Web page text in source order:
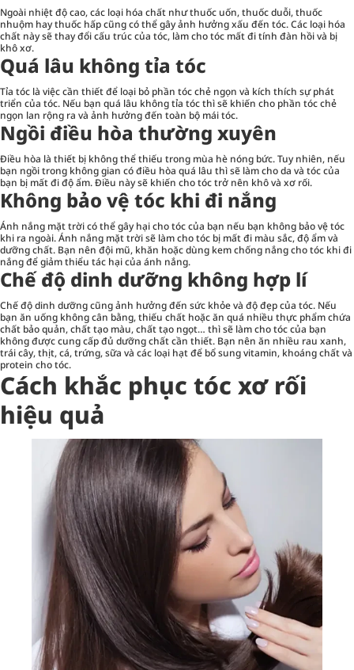
Ngoài nhiệt độ cao, các loại hóa chất như thuốc uốn, thuốc duỗi, thuốc
nhuộm hay thuốc hấp cũng có thể gây ảnh hưởng xấu đến tóc. Các loại hóa
chất này sẽ thay đổi cấu trúc của tóc, làm cho tóc mất đi tính đàn hồi và bị
khô xơ.
Quá lâu không tỉa tóc
Tỉa tóc là việc cần thiết để loại bỏ phần tóc chẻ ngọn và kích thích sự phát
triển của tóc. Nếu bạn quá lâu không tỉa tóc thì sẽ khiến cho phần tóc chẻ
ngọn lan rộng ra và ảnh hưởng đến toàn bộ mái tóc.
Ngồi điều hòa thường xuyên
Điều hòa là thiết bị không thể thiếu trong mùa hè nóng bức. Tuy nhiên, nếu
bạn ngồi trong không gian có điều hòa quá lâu thì sẽ làm cho da và tóc của
bạn bị mất đi độ ẩm. Điều này sẽ khiến cho tóc trở nên khô và xơ rối.
Không bảo vệ tóc khi đi nắng
Ánh nắng mặt trời có thể gây hại cho tóc của bạn nếu bạn không bảo vệ tóc
khi ra ngoài. Ánh nắng mặt trời sẽ làm cho tóc bị mất đi màu sắc, độ ẩm và
dưỡng chất. Bạn nên đội mũ, khăn hoặc dùng kem chống nắng cho tóc khi đi
nắng để giảm thiểu tác hại của ánh nắng.
Chế độ dinh dưỡng không hợp lí
Chế độ dinh dưỡng cũng ảnh hưởng đến sức khỏe và độ đẹp của tóc. Nếu
bạn ăn uống không cân bằng, thiếu chất hoặc ăn quá nhiều thực phẩm chứa
chất bảo quản, chất tạo màu, chất tạo ngọt… thì sẽ làm cho tóc của bạn
không được cung cấp đủ dưỡng chất cần thiết. Bạn nên ăn nhiều rau xanh,
trái cây, thịt, cá, trứng, sữa và các loại hạt để bổ sung vitamin, khoáng chất và
protein cho tóc.
Cách khắc phục tóc xơ rối
hiệu quả